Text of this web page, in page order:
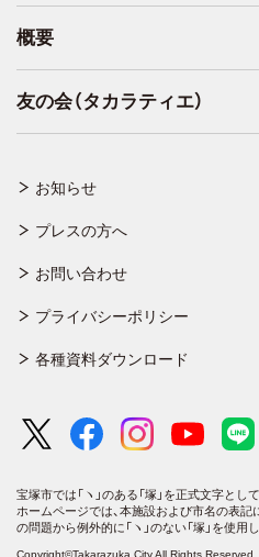
お知らせ
プレスの方へ
お問い合わせ
プライバシーポリシー
各種資料ダウンロード
概要
友の会（タカラティエ）
宝塚市では「ヽ」のある「塚」を正式文字と
ホームページでは、本施設および市名の表記
の問題から例外的に「ヽ」のない「塚」を使用
Copyright©Takarazuka City All Rights Reserved.